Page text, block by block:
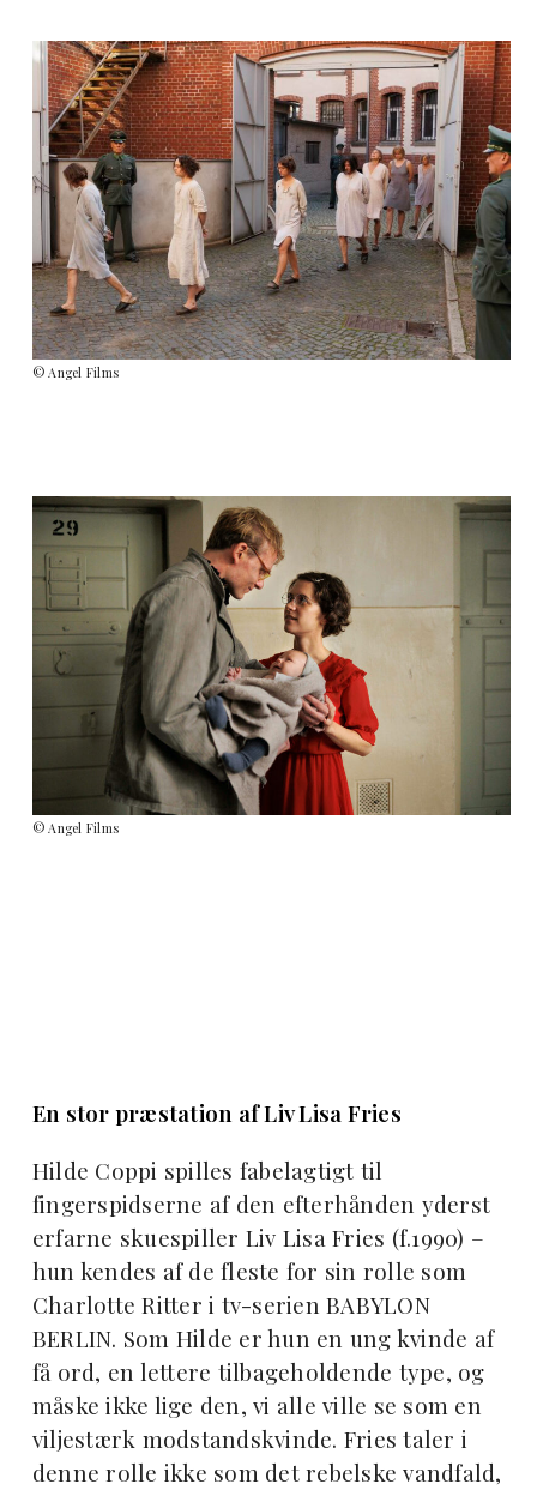
© Angel Films
© Angel Films
En stor præstation af Liv Lisa Fries
Hilde Coppi spilles fabelagtigt til
fingerspidserne af den efterhånden yderst
erfarne skuespiller Liv Lisa Fries (f.1990) –
hun kendes af de fleste for sin rolle som
Charlotte Ritter i tv-serien BABYLON
BERLIN. Som Hilde er hun en ung kvinde af
få ord, en lettere tilbageholdende type, og
måske ikke lige den, vi alle ville se som en
viljestærk modstandskvinde. Fries taler i
denne rolle ikke som det rebelske vandfald,